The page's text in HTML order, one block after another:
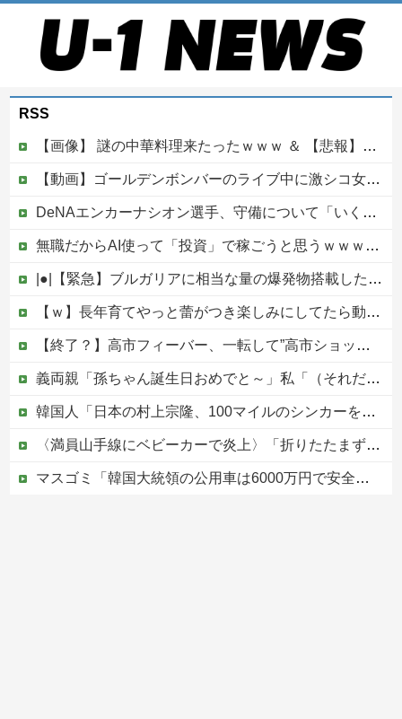
RSS
【画像】 謎の中華料理来たったｗｗｗ ＆ 【悲報】近所の謎の台湾料理屋、遂に値上げ
【動画】ゴールデンボンバーのライブ中に激シコ女さんが乱入してしまうｗｗｗｗｗ
DeNAエンカーナシオン選手、守備について「いくら得点しても、エラーを重ねれば逆転されてしまう。そういう意味から自分にとっては、打撃よりも守備の方が大事」
無職だからAI使って「投資」で稼ごうと思うｗｗｗｗｗ他
|●|【緊急】ブルガリアに相当な量の爆発物搭載したドローンが侵入！ルーマニア国境付近で爆発「おいウクライナ軍がよく使う機種だぞ」
【ｗ】長年育てやっと蕾がつき楽しみにしてたら動物の死肉に擬態（外観・腐肉臭）する花が！
【終了？】高市フィーバー、一転して”高市ショック”へ…支持率も市場も急降下ｗｗｗｗｗｗｗｗ
義両親「孫ちゃん誕生日おめでと～」私「（それだけ…？）」頻繁に会って孫も見せてるのにプレゼントも欲しいもの調査も一切なし！海外旅行行きまくるお金はあるのになぜ・・？
韓国人「日本の村上宗隆、100マイルのシンカーを逆方向に・・・2戦連発の26号ソロホームラン」→「羨ましすぎる 韓国はこんな打者がいなのか」「ア...
〈満員山手線にベビーカーで炎上〉「折りたたまず乗車できる」はずなのに…JR東日本が示した見解
マスゴミ「韓国大統領の公用車は6000万円で安全装備！」「高市の公用車は3000万円で贅沢！」